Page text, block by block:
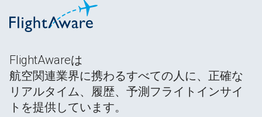
FlightAwareは
航空関連業界に携わるすべての人に、正確な
リアルタイム、履歴、予測フライトインサイ
トを提供しています。